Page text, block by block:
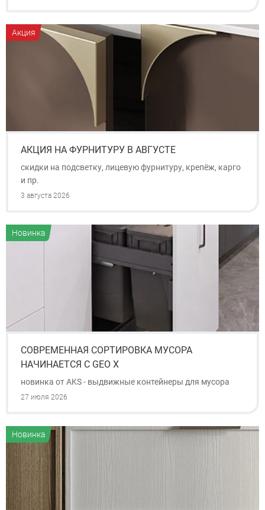
Акция
АКЦИЯ НА ФУРНИТУРУ В АВГУСТЕ
скидки на подсветку, лицевую фурнитуру, крепёж, карго
и пр.
3 августа 2026
Новинка
СОВРЕМЕННАЯ СОРТИРОВКА МУСОРА
НАЧИНАЕТСЯ С GEO X
новинка от AKS - выдвижные контейнеры для мусора
27 июля 2026
Новинка